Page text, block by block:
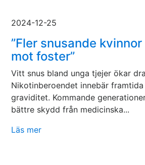
2024-12-25
”Fler snusande
mot foster”
Vitt snus bland unga tjejer ökar
Nikotin­beroendet innebär
graviditet. Kommande
bättre skydd från medicinska...
Läs mer